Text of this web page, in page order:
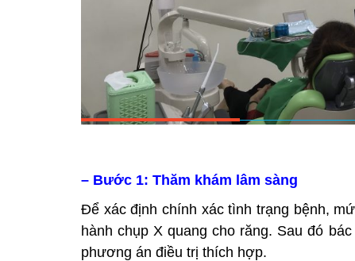
– Bước 1: Thăm khám lâm sàng
Để xác định chính xác tình trạng bệnh,
hành chụp X quang cho răng. Sau đó
phương án điều trị thích hợp.